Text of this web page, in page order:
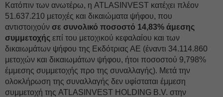
Κατόπιν των ανωτέρω, η ATLASINVEST κατέχει πλέον
51.637.210 μετοχές και δικαιώματα ψήφου, που
αντιστοιχούν σε συνολικό ποσοστό 14,83% άμεσης
συμμετοχής επί του μετοχικού κεφαλαίου και των
δικαιωμάτων ψήφου της Εκδότριας ΑΕ (έναντι 34.114.860
μετοχών και δικαιωμάτων ψήφου, ήτοι ποσοστού 9,798%
έμμεσης συμμετοχής προ της συναλλαγής). Μετά την
ολοκλήρωση της συναλλαγής δεν υφίσταται έμμεση
συμμετοχή της ATLASINVEST HOLDING B.V. στην